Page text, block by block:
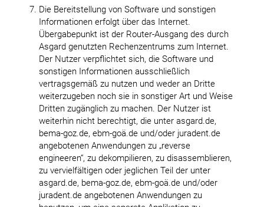
Die Bereitstellung von Software und sonstigen
Informationen erfolgt über das Internet.
Übergabepunkt ist der Router-Ausgang des durch
Asgard genutzten Rechenzentrums zum Internet.
Der Nutzer verpflichtet sich, die Software und
sonstigen Informationen ausschließlich
vertragsgemäß zu nutzen und weder an Dritte
weiterzugeben noch sie in sonstiger Art und Weise
Dritten zugänglich zu machen. Der Nutzer ist
weiterhin nicht berechtigt, die unter asgard.de,
bema-goz.de, ebm-goä.de und/oder juradent.de
angebotenen Anwendungen zu „reverse
engineeren“, zu dekompilieren, zu disassemblieren,
zu vervielfältigen oder jeglichen Teil der unter
asgard.de, bema-goz.de, ebm-goä.de und/oder
juradent.de angebotenen Anwendungen zu